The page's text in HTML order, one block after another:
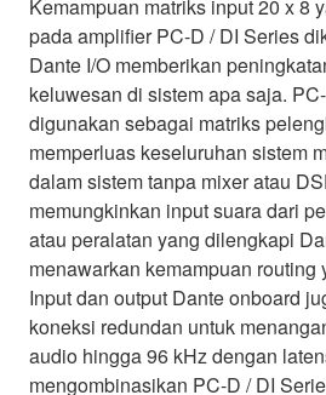
Kemampuan matriks input 20 x 8
pada amplifier PC-D / DI Series
Dante I/O memberikan
keluwesan di sistem apa saja.
digunakan sebagai matriks
memperluas keseluruhan sistem
dalam sistem tanpa mixer atau
memungkinkan input suara dari
atau peralatan yang dilengkapi
menawarkan kemampuan routing
Input dan output Dante onboard
koneksi redundan untuk
audio hingga 96 kHz dengan
mengombinasikan PC-D / DI